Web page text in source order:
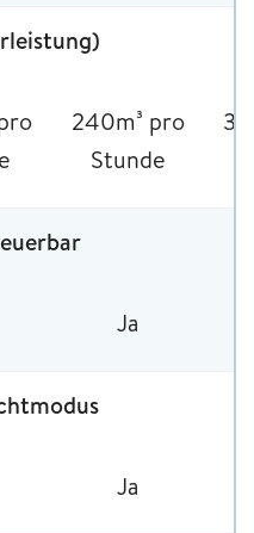
240m³ pro
Stunde
Ja
Ja